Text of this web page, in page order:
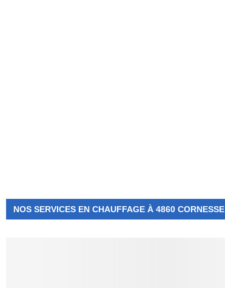
NOS SERVICES EN CHAUFFAGE À 4860 CORNESSE